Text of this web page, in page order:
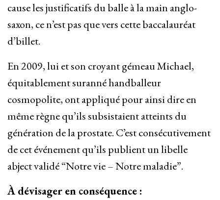
cause les justificatifs du balle à la main anglo-
saxon, ce n’est pas que vers cette baccalauréat
d’billet.
En 2009, lui et son croyant gémeau Michael,
équitablement suranné handballeur
cosmopolite, ont appliqué pour ainsi dire en
même règne qu’ils subsistaient atteints du
génération de la prostate. C’est consécutivement
de cet événement qu’ils publient un libelle
abject validé “Notre vie – Notre maladie”.
À dévisager en conséquence :